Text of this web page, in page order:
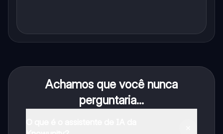
Achamos que você nunca
perguntaria...